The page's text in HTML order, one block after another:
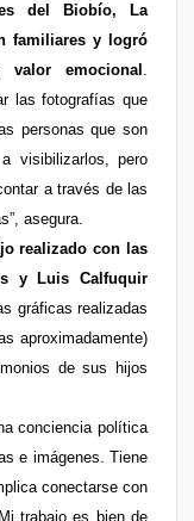
del Biobío, La
familiares y logró
emocional .
las fotografías que
personas que son
visibilizarlos, pero
a través de las
asegura.
realizado con las
y Luis Calfuquir
gráficas realizadas
aproximadamente)
de sus hijos
conciencia política
e imágenes. Tiene
conectarse con
trabajo es bien de